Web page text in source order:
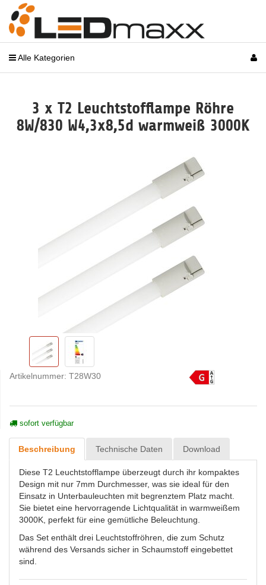
Alle Kategorien
3 x T2 Leuchtstofflampe Röhre
8W/830 W4,3x8,5d warmweiß 3000K
Artikelnummer: T28W30
sofort verfügbar
Beschreibung Technische Daten Download
Diese T2 Leuchtstofflampe überzeugt durch ihr kompaktes
Design mit nur 7mm Durchmesser, was sie ideal für den
Einsatz in Unterbauleuchten mit begrenztem Platz macht.
Sie bietet eine hervorragende Lichtqualität in warmweißem
3000K, perfekt für eine gemütliche Beleuchtung.
Das Set enthält drei Leuchtstoffröhren, die zum Schutz
während des Versands sicher in Schaumstoff eingebettet
sind.